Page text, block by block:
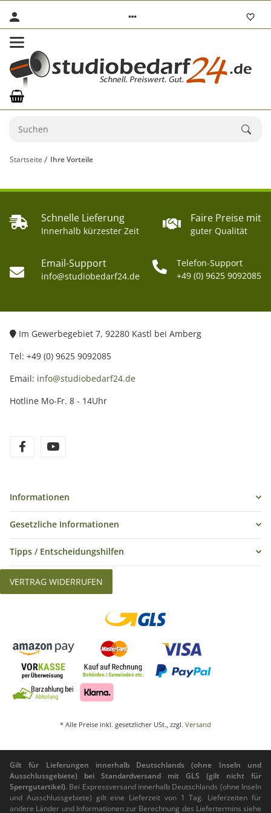
Startseite Ihre Vorteile
Schnelle Lieferung
Innerhalb kürzester Zeit
Faire Preise mit
guter Qualität
Email-Support
info@studiobedarf24.de
Telefon-Support
+49 (0) 9625 9092085
Im Gewerbegebiet 7, 92280 Kastl bei Amberg
Tel: +49 (0) 9625 9092085
Email: info@studiobedarf24.de
Hotline Mo-Fr. 8 - 14Uhr
Informationen
Gesetzliche Informationen
Tipps / Entscheidungshilfen
VERTRAG WIDERRUFEN
* Alle Preise inkl. gesetzlicher USt., zzgl. Versand
Gilt für Lieferungen innerhalb Deutschlands (ohne Inseln und
Ausschlussgebiete) bei Standardversand mit GLS (gilt nicht für
Sperrgutartikel). Bei Expressversand innerhalb Deutschlands (ohne Inseln
und Ausschlussgebiete) gilt eine Lieferzeit von 1 Tag. Lieferzeiten für
andere Länder und Informationen zur Berechnung des Liefertermins siehe